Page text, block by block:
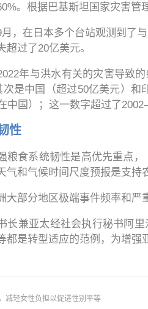
。根据巴基斯坦国家灾害管
，在日本多个台站观测到了
超过了20亿美元。
年与洪水有关的灾害导致
次是中国（超过50亿美元）
中国）；这一数字超过了
性
粮食系统韧性是高优先重点
气和气候时间尺度预报是支持
大部分地区极端事件频率和严
长兼亚太经社会执行秘书阿
都是转型适应的范例，为增强
减轻女性负担以促进性别平等